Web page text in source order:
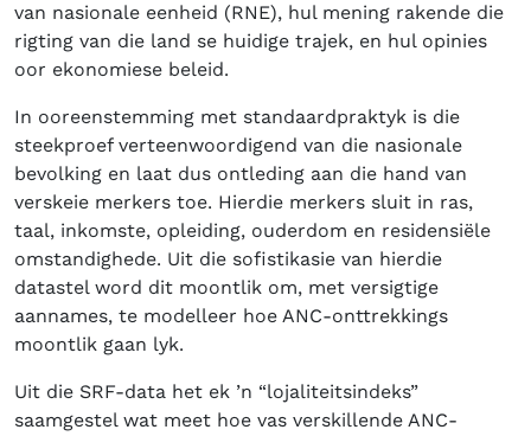
van nasionale eenheid (RNE), hul mening rakende die
rigting van die land se huidige trajek, en hul opinies
oor ekonomiese beleid.
In ooreenstemming met standaardpraktyk is die
steekproef verteenwoordigend van die nasionale
bevolking en laat dus ontleding aan die hand van
verskeie merkers toe. Hierdie merkers sluit in ras,
taal, inkomste, opleiding, ouderdom en residensiële
omstandighede. Uit die sofistikasie van hierdie
datastel word dit moontlik om, met versigtige
aannames, te modelleer hoe ANC-onttrekkings
moontlik gaan lyk.
Uit die SRF-data het ek ’n “lojaliteitsindeks”
saamgestel wat meet hoe vas verskillende ANC-